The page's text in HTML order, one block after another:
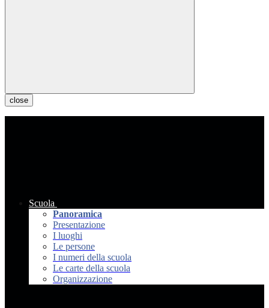
close
Scuola
Panoramica
Presentazione
I luoghi
Le persone
I numeri della scuola
Le carte della scuola
Organizzazione